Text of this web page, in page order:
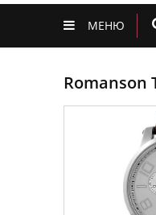
МЕНЮ
Romanson